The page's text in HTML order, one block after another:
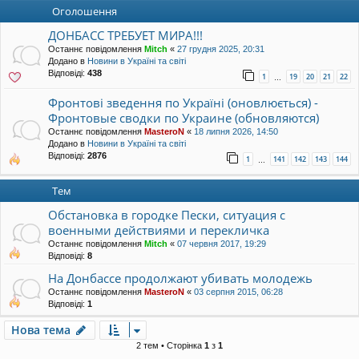
Оголошення
ДОНБАСС ТРЕБУЕТ МИРА!!!
Останнє повідомлення Mitch « 27 грудня 2025, 20:31
Додано в Новини в Україні та світі
Відповіді: 438 1 … 19 20 21 22
Фронтові зведення по Україні (оновлюється) -
Фронтовые сводки по Украине (обновляются)
Останнє повідомлення MasteroN « 18 липня 2026, 14:50
Додано в Новини в Україні та світі
Відповіді: 2876 1 … 141 142 143 144
Тем
Обстановка в городке Пески, ситуация с
военными действиями и перекличка
Останнє повідомлення Mitch « 07 червня 2017, 19:29
Відповіді: 8
На Донбассе продолжают убивать молодежь
Останнє повідомлення MasteroN « 03 серпня 2015, 06:28
Відповіді: 1
Нова тема
2 тем • Сторінка 1 з 1